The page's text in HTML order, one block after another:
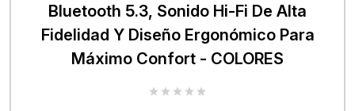
Bluetooth 5.3, Sonido Hi-Fi De Alta
Fidelidad Y Diseño Ergonómico Para
Máximo Confort - COLORES